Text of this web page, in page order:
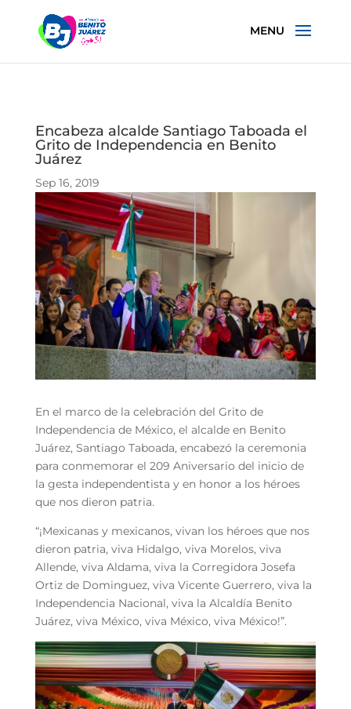
Encabeza alcalde Santiago Taboada el
Grito de Independencia en Benito
Juárez
Sep 16, 2019
En el marco de la celebración del Grito de
Independencia de México, el alcalde en Benito
Juárez, Santiago Taboada, encabezó la ceremonia
para conmemorar el 209 Aniversario del inicio de
la gesta independentista y en honor a los héroes
que nos dieron patria.
“¡Mexicanas y mexicanos, vivan los héroes que nos
dieron patria, viva Hidalgo, viva Morelos, viva
Allende, viva Aldama, viva la Corregidora Josefa
Ortiz de Dominguez, viva Vicente Guerrero, viva la
Independencia Nacional, viva la Alcaldía Benito
Juárez, viva México, viva México, viva México!”.